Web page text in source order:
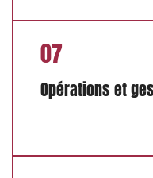
07
Opérations et